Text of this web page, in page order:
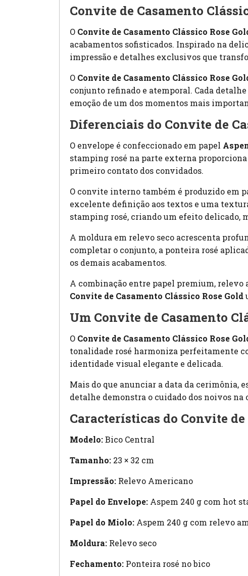
Convite de Casamento
O Convite de Casamento Clássico Rose
acabamentos sofisticados. Inspirado na
impressão e detalhes exclusivos que
O Convite de Casamento Clássico Rose
conjunto refinado e atemporal. Cada
emoção de um dos momentos mais
Diferenciais do Convite de
O envelope é confeccionado em papel
stamping rosé na parte externa
primeiro contato dos convidados.
O convite interno também é produzido em
excelente definição aos textos e uma
stamping rosé, criando um efeito delicado,
A moldura em relevo seco acrescenta
completar o conjunto, a ponteira rosé
os demais acabamentos.
A combinação entre papel premium,
Convite de Casamento Clássico Rose Gold
Um Convite de Casamento
O Convite de Casamento Clássico Rose
tonalidade rosé harmoniza perfeitamente
identidade visual elegante e delicada.
Mais do que anunciar a data da cerimônia,
detalhe demonstra o cuidado dos noivos
Características do Convite de
Modelo:Bico Central
Tamanho: 23 × 32 cm
Impressão: Relevo Americano
Papel do Envelope: Aspem 240 g com hot
Papel do Miolo: Aspem 240 g com relevo
Moldura: Relevo seco
Fechamento: Ponteira rosé no bico